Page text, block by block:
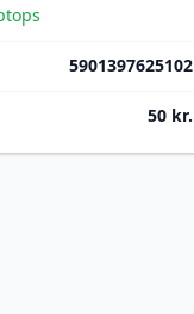
5901397625102
50 kr.